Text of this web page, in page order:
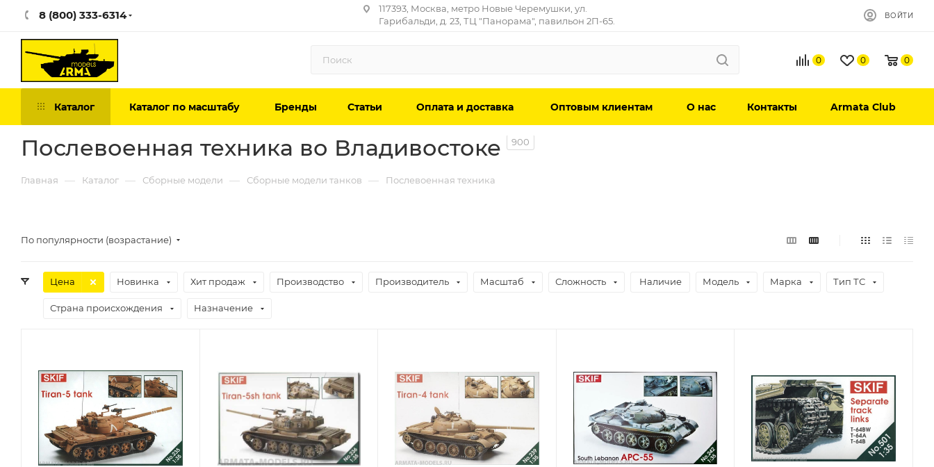
8 (800) 333-6314
117393, Москва, метро Новые Черемушки, ул.
Гарибальди, д. 23, ТЦ "Панорама", павильон 2П-65.
ВОЙТИ
0 0 0
Каталог Каталог по масштабу Бренды Статьи Оплата и доставка Оптовым клиентам О нас Контакты Armata Club
Послевоенная техника во Владивостоке 900
Главная — Каталог — Сборные модели — Сборные модели танков — Послевоенная техника
По популярности (возрастание)
Цена Новинка Хит продаж Производство Производитель Масштаб Сложность Наличие Модель Марка Тип ТС
Страна происхождения Назначение